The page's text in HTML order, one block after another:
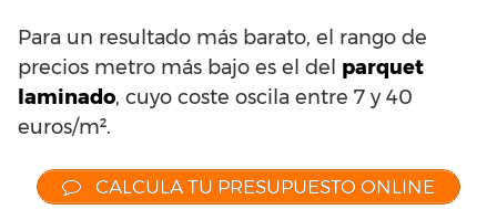
Para un resultado más barato, el rango de
precios metro más bajo es el del parquet
laminado, cuyo coste oscila entre 7 y 40
euros/m².
CALCULA TU PRESUPUESTO ONLINE